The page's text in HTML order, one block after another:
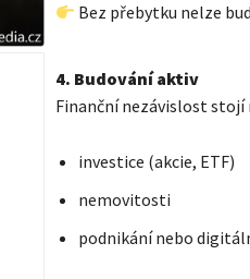
Bez přebytku nelze
4. Budování aktiv
Finanční nezávislost stojí
investice (akcie, ETF)
nemovitosti
podnikání nebo